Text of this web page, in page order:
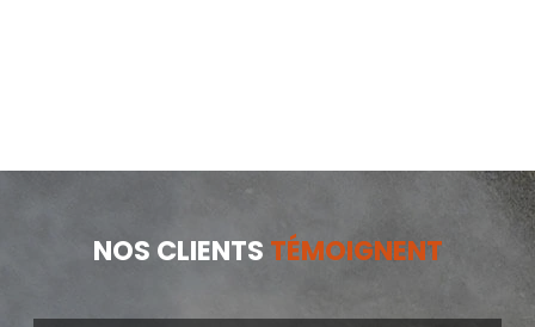
NOS CLIENTS TÉMOIGNENT